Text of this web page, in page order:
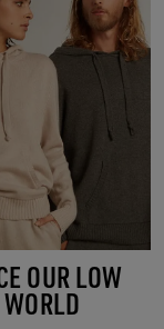
OUR LOW